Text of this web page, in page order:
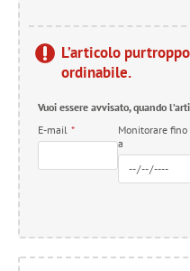
L’articolo
ordinabile.
Vuoi essere avvisato, quando
E-mail *
Monitorare fino
a